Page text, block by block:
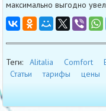
максимально выгодно
Теги: Alitalia Comfort
Статьи
тарифы
цены